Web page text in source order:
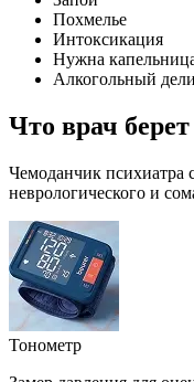
Похмелье
Интоксикация
Нужна
Алкогольный
Что врач
Чемоданчик психиатра
неврологического и
Тонометр